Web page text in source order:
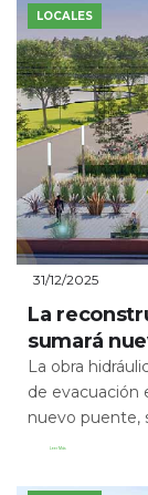
LOCALES
31/12/2025
La
sumará
La obra
de evacuación
nuevo puente,
Leer Más